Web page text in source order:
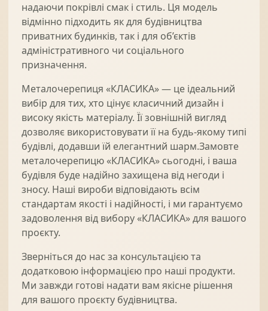
надаючи покрівлі смак і стиль. Ця модель
відмінно підходить як для будівництва
приватних будинків, так і для об’єктів
адміністративного чи соціального
призначення.
Металочерепиця «КЛАСИКА» — це ідеальний
вибір для тих, хто цінує класичний дизайн і
високу якість матеріалу. Її зовнішній вигляд
дозволяє використовувати її на будь-якому типі
будівлі, додавши їй елегантний шарм.Замовте
металочерепицю «КЛАСИКА» сьогодні, і ваша
будівля буде надійно захищена від негоди і
зносу. Наші вироби відповідають всім
стандартам якості і надійності, і ми гарантуємо
задоволення від вибору «КЛАСИКА» для вашого
проєкту.
Зверніться до нас за консультацією та
додатковою інформацією про наші продукти.
Ми завжди готові надати вам якісне рішення
для вашого проєкту будівництва.